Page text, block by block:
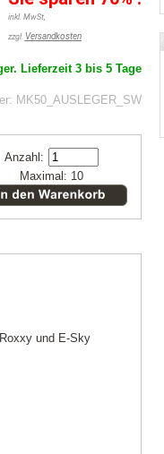
inkl. MwSt,
zzgl. Versandkosten
Lieferzeit 3 bis 5 Tage
MK50_AUSLEGER_SW
Anzahl:
Maximal: 10
und E-Sky